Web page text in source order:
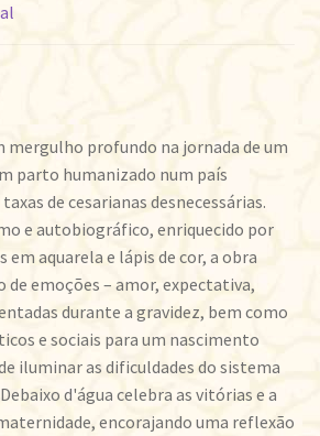
mergulho profundo na jornada de um
parto humanizado num país
de cesarianas desnecessárias.
e autobiográfico, enriquecido por
em aquarela e lápis de cor, a obra
de emoções – amor, expectativa,
durante a gravidez, bem como
e sociais para um nascimento
iluminar as dificuldades do sistema
d'água celebra as vitórias e a
encorajando uma reflexão